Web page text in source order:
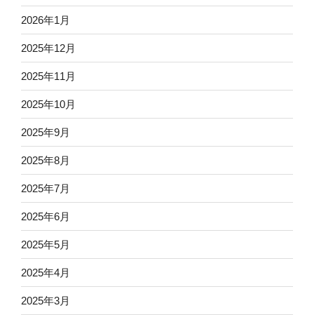
2026年1月
2025年12月
2025年11月
2025年10月
2025年9月
2025年8月
2025年7月
2025年6月
2025年5月
2025年4月
2025年3月